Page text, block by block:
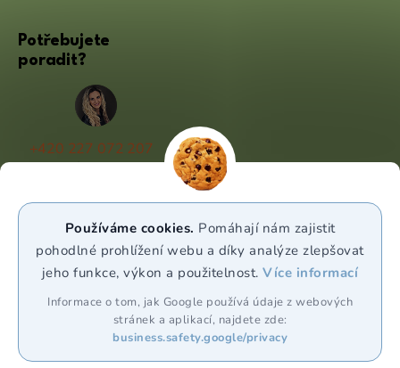
Používáme cookies. Pomáhají nám zajistit
pohodlné prohlížení webu a díky analýze zlepšovat
jeho funkce, výkon a použitelnost.Více informací
Informace o tom, jak Google používá údaje z webových
stránek a aplikací, najdete zde:
business.safety.google/privacy
Potřebujete
poradit?
+420 227 072 207
(Po - Pá 9:00 - 17:00)
WhatsApp